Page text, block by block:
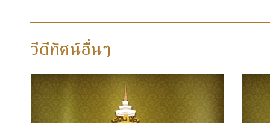
วีดีทัศน์อื่นๆ